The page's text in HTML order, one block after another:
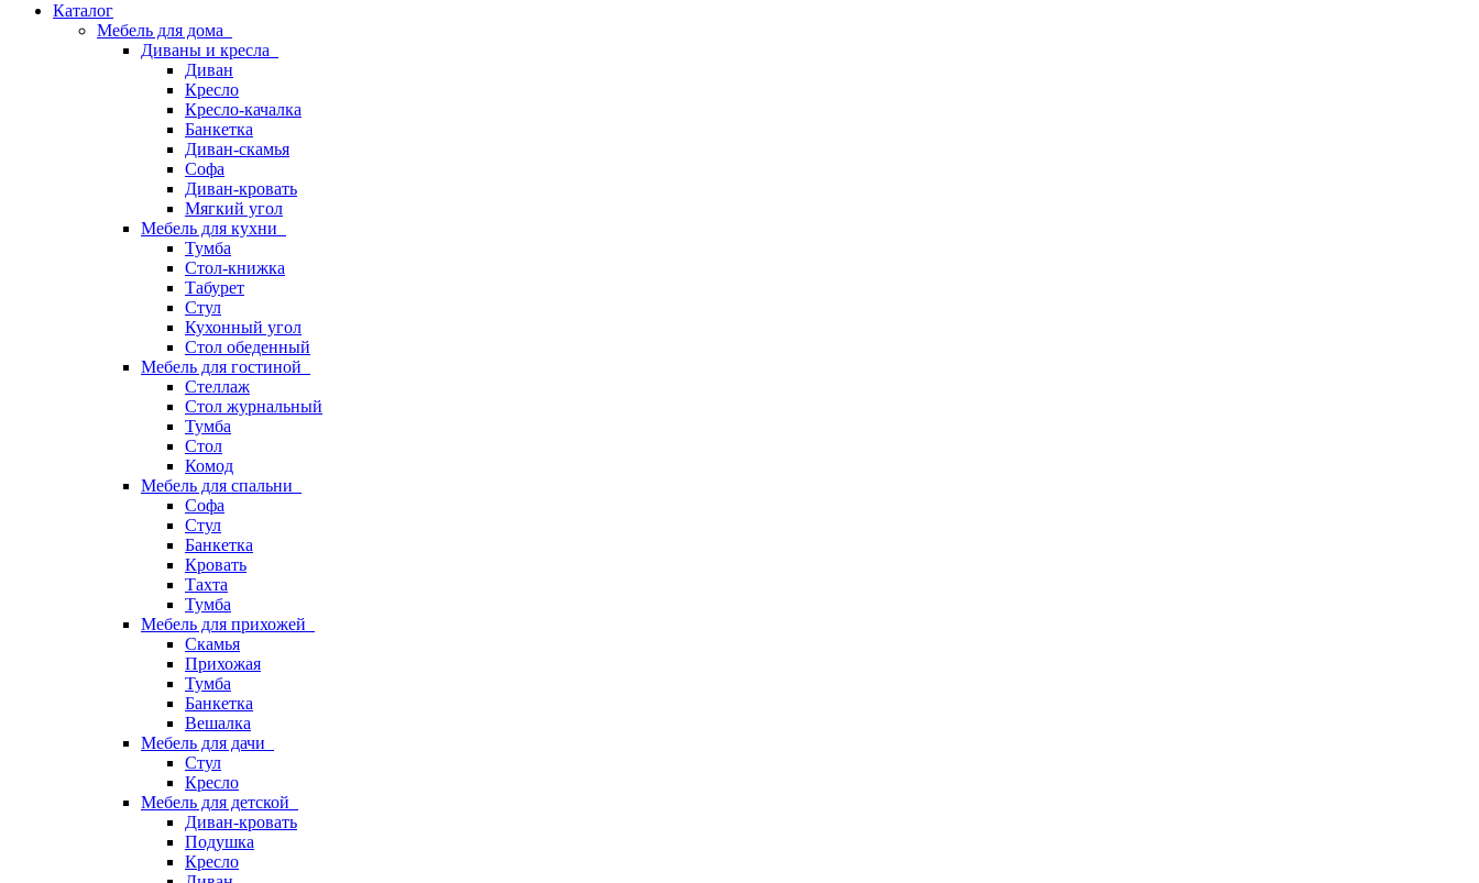
Каталог
Мебель для дома
Диваны и кресла
Диван
Кресло
Кресло-качалка
Банкетка
Диван-скамья
Софа
Диван-кровать
Мягкий угол
Мебель для кухни
Тумба
Стол-книжка
Табурет
Стул
Кухонный угол
Стол обеденный
Мебель для гостиной
Стеллаж
Стол журнальный
Тумба
Стол
Комод
Мебель для спальни
Софа
Стул
Банкетка
Кровать
Тахта
Тумба
Мебель для прихожей
Скамья
Прихожая
Тумба
Банкетка
Вешалка
Мебель для дачи
Стул
Кресло
Мебель для детской
Диван-кровать
Подушка
Кресло